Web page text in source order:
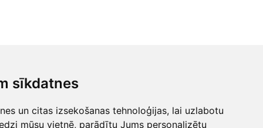
sīkdatnes
un citas izsekošanas tehnoloģijas, lai uzlabotu
mūsu vietnē, parādītu Jums personalizētu
Uz augšu!